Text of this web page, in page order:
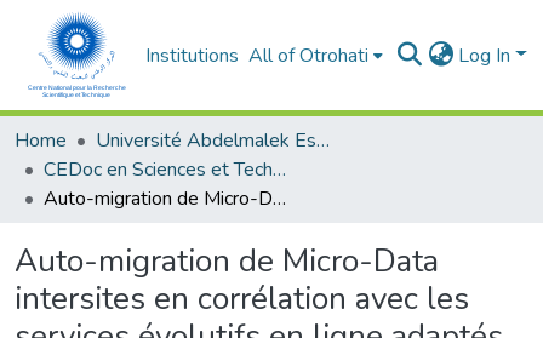
Institutions All of Otrohati Log In
Home
Université Abdelmalek Essaâdi - Tétouan
CEDoc en Sciences et Techniques et Sciences Médicales (CED - STSM)
Auto-migration de Micro-Data intersites en corrélation avec les services évolutifs en ligne adaptés aux profils et préférences des utilisateurs : Domaine
Auto-migration de Micro-Data
intersites en corrélation avec les